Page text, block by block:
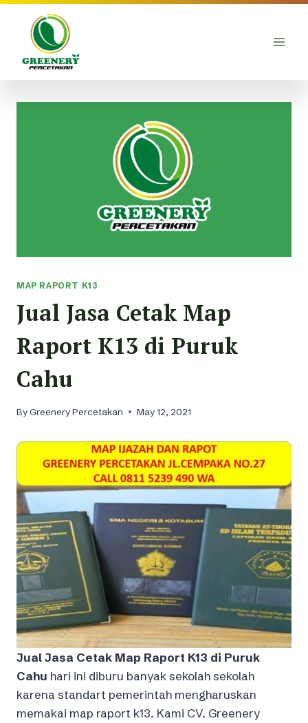
Skip
content
MAP RAPORT K13
Jual Jasa Cetak Map
Raport K13 di Puruk
Cahu
ByGreenery Percetakan May 12, 2021
Jual Jasa Cetak Map Raport K13 di Puruk
Cahu hari ini diburu banyak sekolah sekolah
karena standart pemerintah mengharuskan
memakai map raport k13. Kami CV. Greenery